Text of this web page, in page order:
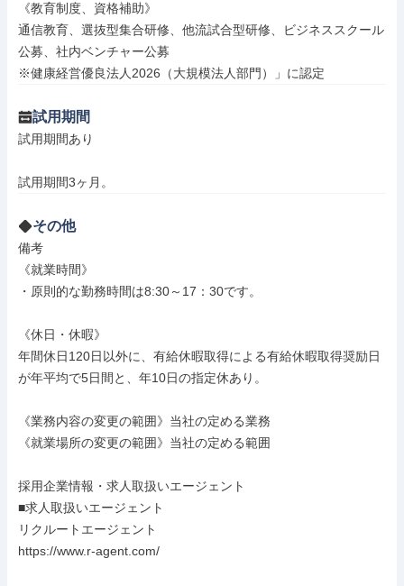
《教育制度、資格補助》
通信教育、選抜型集合研修、他流試合型研修、ビジネススクール
公募、社内ベンチャー公募
※健康経営優良法人2026（大規模法人部門）」に認定
試用期間
試用期間あり
試用期間3ヶ月。
その他
備考
《就業時間》
・原則的な勤務時間は8:30～17：30です。
《休日・休暇》
年間休日120日以外に、有給休暇取得による有給休暇取得奨励日
が年平均で5日間と、年10日の指定休あり。
《業務内容の変更の範囲》当社の定める業務
《就業場所の変更の範囲》当社の定める範囲
採用企業情報・求人取扱いエージェント
■求人取扱いエージェント
リクルートエージェント
https://www.r-agent.com/